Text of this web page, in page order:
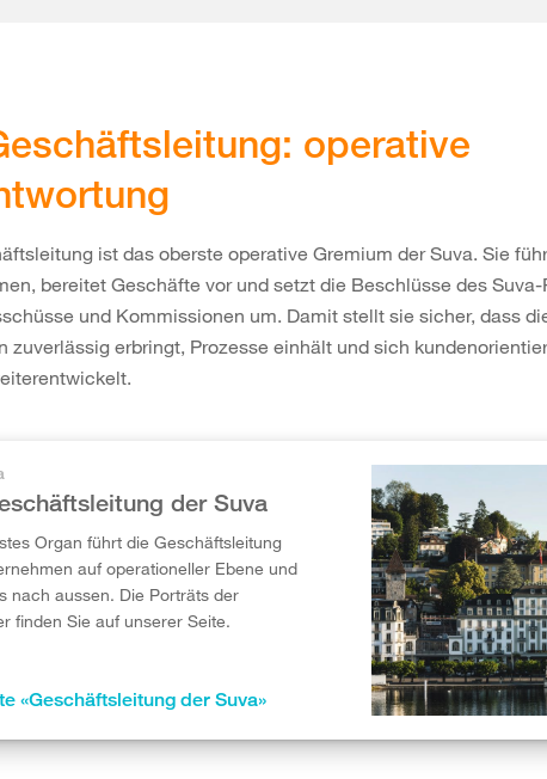
operative
ist das oberste operative Gremium der Suva. Sie
bereitet Geschäfte vor und setzt die Beschlüsse des
und Kommissionen um. Damit stellt sie sicher, dass
zuverlässig erbringt, Prozesse einhält und sich
der Suva
Organ führt die Geschäftsleitung
auf operationeller Ebene und
nach aussen. Die Porträts der
finden Sie auf unserer Seite.
«Geschäftsleitung der Suva»